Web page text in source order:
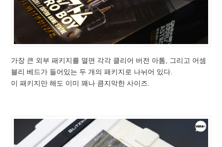
가장 큰 외부 패키지를 열면 각각 클리어 버전 아톰, 그리고 어셈
블리 베드가 들어있는 두 개의 패키지로 나뉘어 있다.
이 패키지만 해도 이미 꽤나 큼지막한 사이즈.